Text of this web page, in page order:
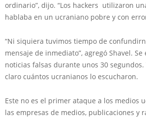
ordinario”, dijo. “Los hackers utilizaron
hablaba en un ucraniano pobre y con
“Ni siquiera tuvimos tiempo de
mensaje de inmediato”, agregó Shavel.
noticias falsas durante unos 30 segundos.
claro cuántos ucranianos lo escucharon.
Este no es el primer ataque a los medios
las empresas de medios, publicaciones y